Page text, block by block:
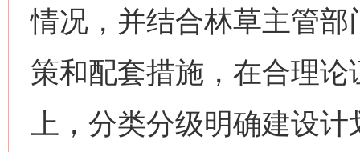
情况，并结合林草主管
策和配套措施，在合理
上，分类分级明确建设